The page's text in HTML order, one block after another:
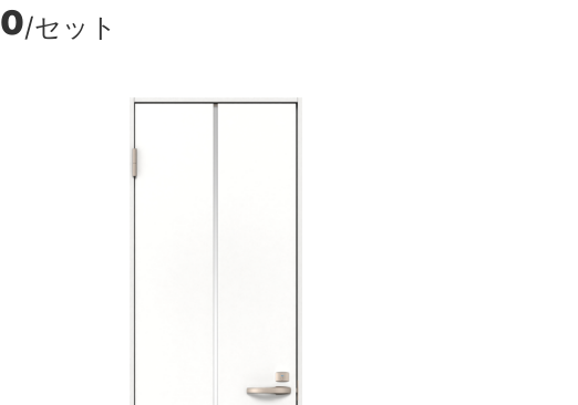
/セット